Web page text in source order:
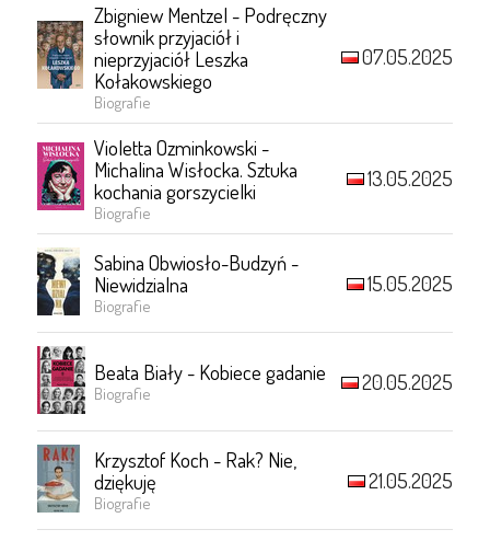
Zbigniew Mentzel - Podręczny
słownik przyjaciół i
nieprzyjaciół Leszka
Kołakowskiego
Biografie
07.05.2025
Violetta Ozminkowski -
Michalina Wisłocka. Sztuka
kochania gorszycielki
Biografie
13.05.2025
Sabina Obwiosło-Budzyń -
Niewidzialna
Biografie
15.05.2025
Beata Biały - Kobiece gadanie
Biografie 20.05.2025
Krzysztof Koch - Rak? Nie,
dziękuję
Biografie
21.05.2025